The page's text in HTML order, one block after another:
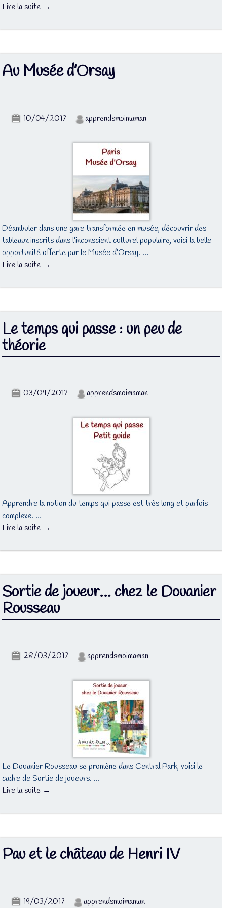
Lire la suite →
Au Musée d’Orsay
10/04/2017 apprendsmoimaman
Déambuler dans une gare transformée en musée, découvrir des
tableaux inscrits dans l’inconscient culturel populaire, voici la belle
opportunité offerte par le Musée d’Orsay. …
Lire la suite →
Le temps qui passe : un peu de
théorie
03/04/2017 apprendsmoimaman
Apprendre la notion du temps qui passe est très long et parfois
complexe. …
Lire la suite →
Sortie de joueur… chez le Douanier
Rousseau
28/03/2017 apprendsmoimaman
Le Douanier Rousseau se promène dans Central Park, voici le
cadre de Sortie de joueurs. …
Lire la suite →
Pau et le château de Henri IV
19/03/2017 apprendsmoimaman